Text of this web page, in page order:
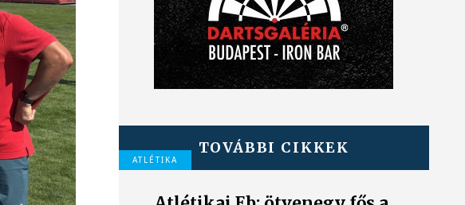
TOVÁBBI CIKKEK
ATLÉTIKA